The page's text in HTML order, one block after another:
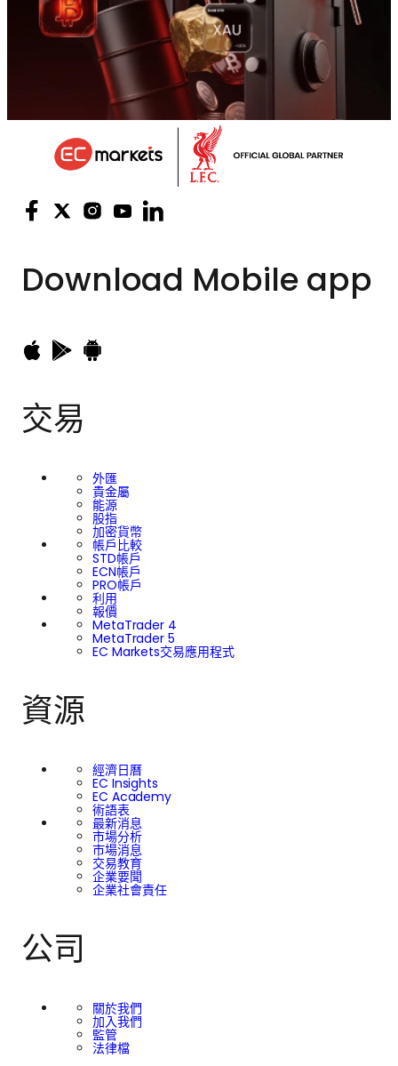
Download Mobile app
交易
外匯
貴金屬
能源
股指
加密貨幣
帳戶比較
STD帳戶
ECN帳戶
PRO帳戶
利用
報價
MetaTrader 4
MetaTrader 5
EC Markets交易應用程式
資源
經濟日曆
EC Insights
EC Academy
術語表
最新消息
市場分析
市場消息
交易教育
企業要聞
企業社會責任
公司
關於我們
加入我們
監管
法律檔